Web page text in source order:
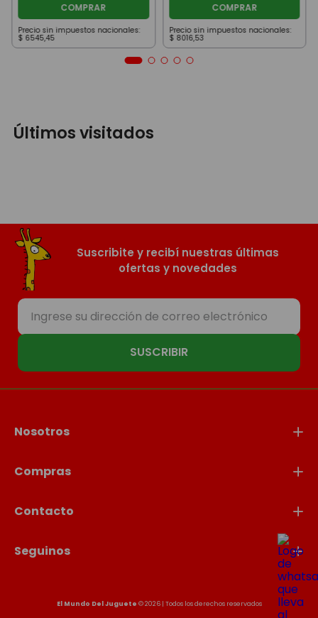
COMPRAR
Precio sin impuestos nacionales:
$ 6545,45
COMPRAR
Precio sin impuestos nacionales:
$ 8016,53
Últimos visitados
Suscribite y recibí nuestras últimas
ofertas y novedades
SUSCRIBIR
Nosotros
Compras
Contacto
Seguinos
El Mundo Del Juguete © 2026 | Todos los derechos reservados